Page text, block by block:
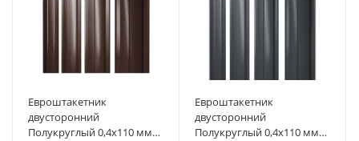
Евроштакетник
двусторонний
Полукруглый 0,4x110 мм
Евроштакетник
двусторонний
Полукруглый 0,4x110 мм